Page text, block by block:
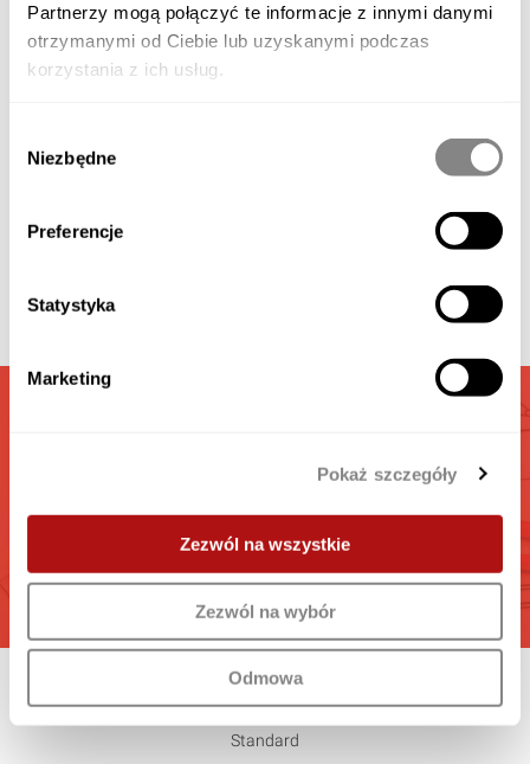
Partnerzy mogą połączyć te informacje z innymi danymi
otrzymanymi od Ciebie lub uzyskanymi podczas
korzystania z ich usług.
zgody
Niezbędne
Preferencje
Statystyka
Marketing
Pokaż szczegóły
Zezwól na wszystkie
Zezwól na wybór
Odmowa
Produktbeschreibung
Galerie
Video
RECHNER
Berechnen Sie die interesante für Sie Garage
GEHEN
Angebot
Standard